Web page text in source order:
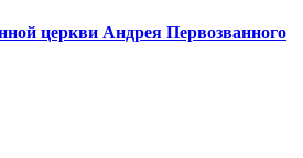
церкви Андрея Первозванного